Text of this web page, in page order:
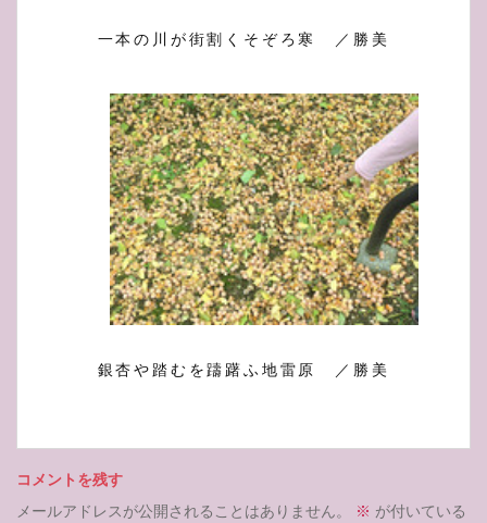
一本の川が街割くそぞろ寒 ／勝美
銀杏や踏むを躊躇ふ地雷原 ／勝美
コメントを残す
メールアドレスが公開されることはありません。
※ が付いている